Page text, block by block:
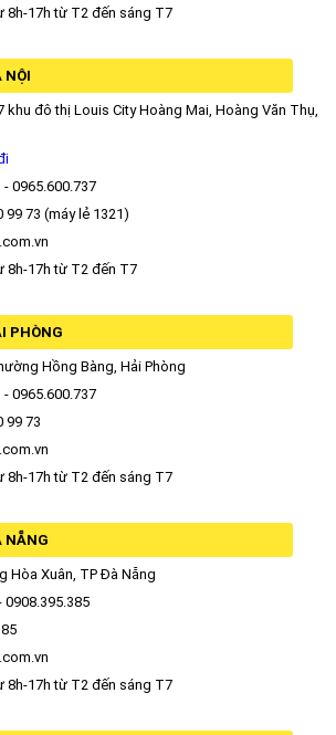
8h-17h từ T2 đến sáng T7
NỘI
đô thị Louis City Hoàng Mai, Hoàng Văn Thụ,
- 0965.600.737
99 73 (máy lẻ 1321)
8h-17h từ T2 đến T7
PHÒNG
Hồng Bàng, Hải Phòng
- 0965.600.737
99 73
8h-17h từ T2 đến sáng T7
NẴNG
Hòa Xuân, TP Đà Nẵng
0908.395.385
8h-17h từ T2 đến sáng T7